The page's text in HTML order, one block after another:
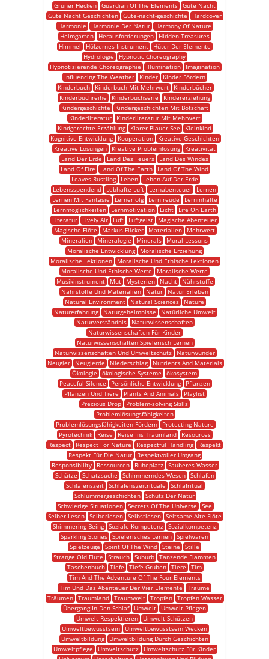
Grüner Hecken
Guardian Of The Elements
Gute Nacht
Gute Nacht Geschichten
Gute-nacht-geschichte
Hardcover
Harmonie
Harmonie Der Natur
Harmony Of Nature
Heimgarten
Herausforderungen
Hidden Treasures
Himmel
Hölzernes Instrument
Hüter Der Elemente
Hydrologie
Hypnotic Choreography
Hypnotisierende Choreographie
Illumination
Imagination
Influencing The Weather
Kinder
Kinder Fördern
Kinderbuch
Kinderbuch Mit Mehrwert
Kinderbücher
Kinderbuchreihe
Kinderbuchserie
Kindererziehung
Kindergeschichte
Kindergeschichten Mit Botschaft
Kinderliteratur
Kinderliteratur Mit Mehrwert
Kindgerechte Erzählung
Klarer Blauer See
Kleinkind
Kognitive Entwicklung
Kooperation
Kreative Geschichten
Kreative Lösungen
Kreative Problemlösung
Kreativität
Land Der Erde
Land Des Feuers
Land Des Windes
Land Of Fire
Land Of The Earth
Land Of The Wind
Leaves Rustling
Leben
Leben Auf Der Erde
Lebensspendend
Lebhafte Luft Lernabenteuer
Lernen
Lernen Mit Fantasie
Lernerfolg Lernfreude
Lerninhalte
Lernmöglichkeiten
Lernmotivation Licht
Life On Earth
Literatur
Lively Air Luft Luftgeist
Magische Abenteuer
Magische Flöte
Markus Flicker Materialien
Mehrwert
Mineralien
Mineralogie Minerals
Moral Lessons
Moralische Entwicklung
Moralische Erziehung
Moralische Lektionen
Moralische Und Ethische Lektionen
Moralische Und Ethische Werte
Moralische Werte
Musikinstrument
Mut Mysterien Nacht
Nährstoffe
Nährstoffe Und Materialien
Natur
Natur Erleben
Natural Environment
Natural Sciences
Nature
Naturerfahrung
Naturgeheimnisse
Natürliche Umwelt
Naturverständnis
Naturwissenschaften
Naturwissenschaften Für Kinder
Naturwissenschaften Spielerisch Lernen
Naturwissenschaften Und Umweltschutz
Naturwunder
Neugier
Neugierde Niederschlag
Nutrients And Materials
Ökologie
ökologische Systeme
ökosystem
Peaceful Silence
Persönliche Entwicklung
Pflanzen
Pflanzen Und Tiere
Plants And Animals
Playlist
Precious Drop
Problem-solving Skills
Problemlösungsfähigkeiten
Problemlösungsfähigkeiten Fördern
Protecting Nature
Pyrotechnik
Reise Reise Ins Traumland
Resources
Respect
Respect For Nature Respectful Handling
Respekt
Respekt Für Die Natur
Respektvoller Umgang
Responsibility
Ressourcen Ruheplatz Sauberes Wasser
Schätze
Schatzsuche Schimmerndes Wesen
Schlafen
Schlafenszeit Schlafenszeitrituale
Schlafritual
Schlummergeschichten Schutz Der Natur
Schwierige Situationen
Secrets Of The Universe
See
Selber Lesen
Selberlesen Selbstlesen
Seltsame Alte Flöte
Shimmering Being
Soziale Kompetenz
Sozialkompetenz
Sparkling Stones Spielerisches Lernen Spielwaren
Spielzeuge
Spirit Of The Wind Steine
Stille
Strange Old Flute
Strauch Suburb Tanzende Flammen
Taschenbuch Tiefe Tiefe Gruben Tiere
Tim
Tim And The Adventure Of The Four Elements
Tim Und Das Abenteuer Der Vier Elemente
Träume
Träumen
Traumland Traumwelt Tropfen
Tropfen Wasser
Übergang In Den Schlaf
Umwelt
Umwelt Pflegen
Umwelt Respektieren
Umwelt Schützen
Umweltbewusstsein
Umweltbewusstsein Wecken
Umweltbildung
Umweltbildung Durch Geschichten
Umweltpflege
Umweltschutz
Umweltschutz Für Kinder